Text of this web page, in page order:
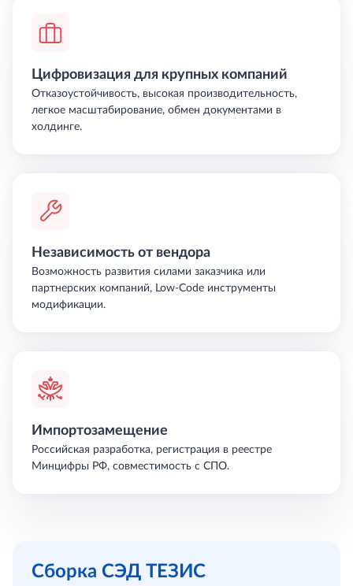
Цифровизация для крупных компаний
Отказоустойчивость, высокая производительность,
легкое масштабирование, обмен документами в
холдинге.
Независимость от вендора
Возможность развития силами заказчика или
партнерских компаний, Low-Code инструменты
модификации.
Импортозамещение
Российская разработка, регистрация в реестре
Минцифры РФ, совместимость с СПО.
Сборка СЭД ТЕЗИС